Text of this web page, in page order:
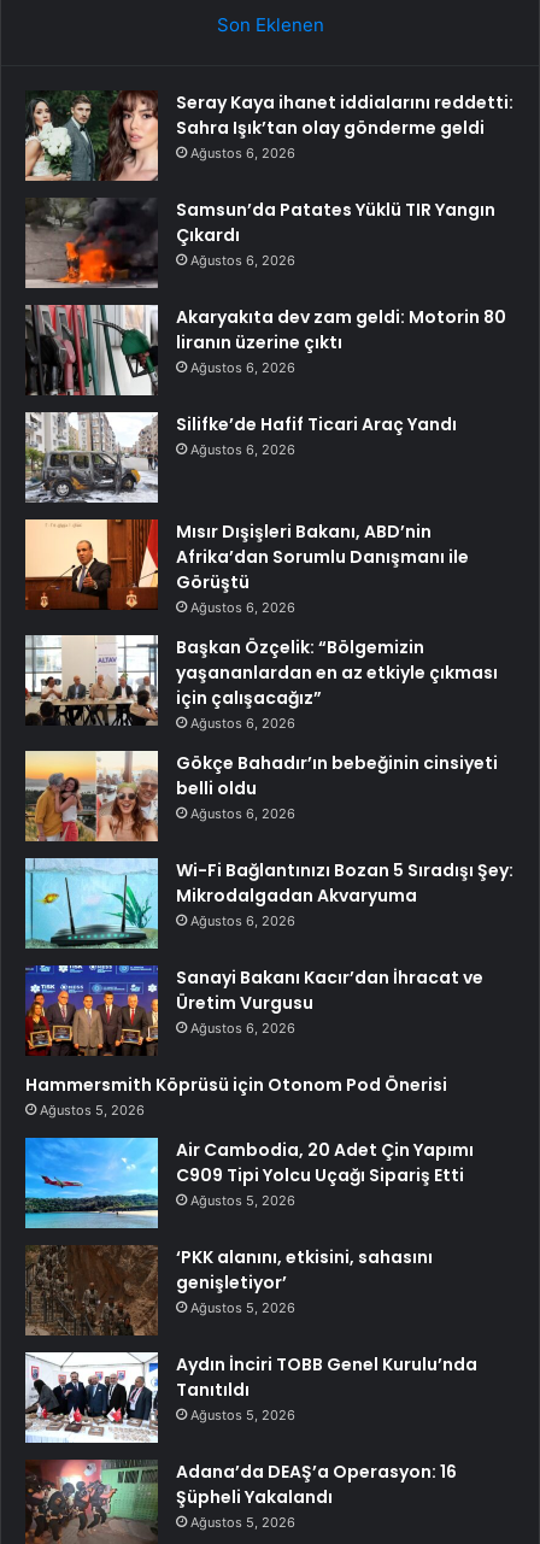
Son Eklenen
Seray Kaya ihanet iddialarını reddetti:
Sahra Işık’tan olay gönderme geldi
Ağustos 6, 2026
Samsun’da Patates Yüklü TIR Yangın
Çıkardı
Ağustos 6, 2026
Akaryakıta dev zam geldi: Motorin 80
liranın üzerine çıktı
Ağustos 6, 2026
Silifke’de Hafif Ticari Araç Yandı
Ağustos 6, 2026
Mısır Dışişleri Bakanı, ABD’nin
Afrika’dan Sorumlu Danışmanı ile
Görüştü
Ağustos 6, 2026
Başkan Özçelik: “Bölgemizin
yaşananlardan en az etkiyle çıkması
için çalışacağız”
Ağustos 6, 2026
Gökçe Bahadır’ın bebeğinin cinsiyeti
belli oldu
Ağustos 6, 2026
Wi-Fi Bağlantınızı Bozan 5 Sıradışı Şey:
Mikrodalgadan Akvaryuma
Ağustos 6, 2026
Sanayi Bakanı Kacır’dan İhracat ve
Üretim Vurgusu
Ağustos 6, 2026
Hammersmith Köprüsü için Otonom Pod Önerisi
Ağustos 5, 2026
Air Cambodia, 20 Adet Çin Yapımı
C909 Tipi Yolcu Uçağı Sipariş Etti
Ağustos 5, 2026
‘PKK alanını, etkisini, sahasını
genişletiyor’
Ağustos 5, 2026
Aydın İnciri TOBB Genel Kurulu’nda
Tanıtıldı
Ağustos 5, 2026
Adana’da DEAŞ’a Operasyon: 16
Şüpheli Yakalandı
Ağustos 5, 2026